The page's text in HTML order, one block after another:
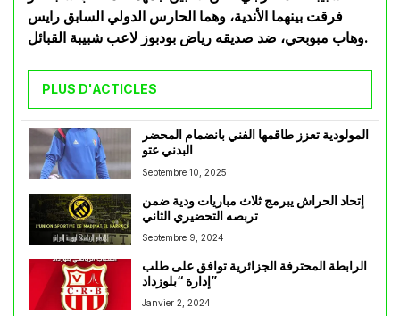
فرقت بينهما الأندية، وهما الحارس الدولي السابق رايس
وهاب مبوبحي، ضد صديقه رياض بودبوز لاعب شبيبة القبائل.
PLUS D'ACTICLES
المولودية تعزز طاقمها الفني بانضمام المحضر
البدني عتو
Septembre 10, 2025
إتحاد الحراش يبرمج ثلاث مباريات ودية ضمن
تربصه التحضيري الثاني
Septembre 9, 2024
الرابطة المحترفة الجزائرية توافق على طلب
إدارة “بلوزداد”
Janvier 2, 2024